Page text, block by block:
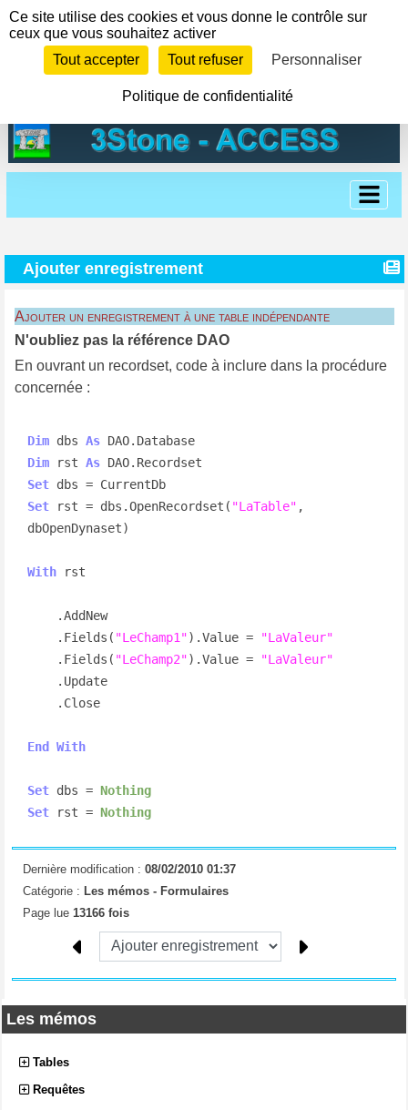
Les mémos
Tables
Requêtes
Ajouter enregistrement
Ajouter un enregistrement à une table indépendante
N'oubliez pas la référence DAO
En ouvrant un recordset, code à inclure dans la procédure
concernée :
Dim dbs As
DAO.Database
Dim rst As
Set
dbs = CurrentDb
Set rst = dbs.OpenRecordset( "LaTable" ,
dbOpenDynaset)
With rst
    .Fields(
"LeChamp1").Value =
"LaValeur"
    .Fields(
"LeChamp2").Value =
"LaValeur"
End With
Set dbs = Nothing
Set rst = Nothing
Dernière modification : 08/02/2010 01:37
Catégorie : Les mémos - Formulaires
Page lue 13166 fois
Panneau de gestion des cookies
Ce site utilise des cookies et vous donne le contrôle sur
ceux que vous souhaitez activer
Tout accepter
Tout refuser Personnaliser
Politique de confidentialité